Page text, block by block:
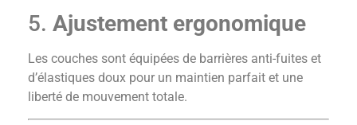
5. Ajustement ergonomique
Les couches sont équipées de barrières anti-fuites et
d’élastiques doux pour un maintien parfait et une
liberté de mouvement totale.